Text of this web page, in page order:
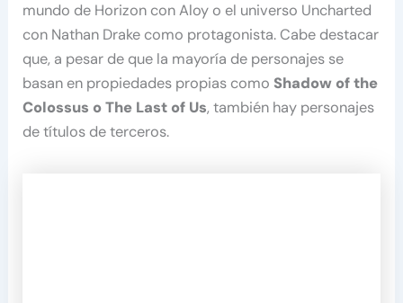
mundo de Horizon con Aloy o el universo Uncharted
con Nathan Drake como protagonista. Cabe destacar
que, a pesar de que la mayoría de personajes se
basan en propiedades propias como Shadow of the
Colossus o The Last of Us, también hay personajes
de títulos de terceros.